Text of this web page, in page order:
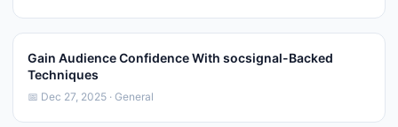
Gain Audience Confidence With socsignal-Backed
Techniques
📅 Dec 27, 2025 · General